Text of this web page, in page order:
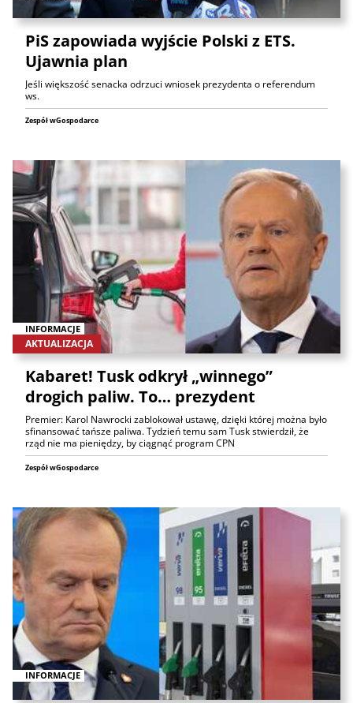
PiS zapowiada wyjście Polski z ETS.
Ujawnia plan
Jeśli większość senacka odrzuci wniosek prezydenta o referendum
ws.
Zespół wGospodarce
INFORMACJE
AKTUALIZACJA
Kabaret! Tusk odkrył „winnego”
drogich paliw. To… prezydent
Premier: Karol Nawrocki zablokował ustawę, dzięki której można było
sfinansować tańsze paliwa. Tydzień temu sam Tusk stwierdził, że
rząd nie ma pieniędzy, by ciągnąć program CPN
Zespół wGospodarce
INFORMACJE